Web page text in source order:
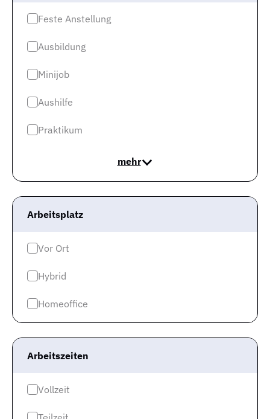
Feste Anstellung
Ausbildung
Minijob
Aushilfe
Praktikum
mehr
Arbeitsplatz
Vor Ort
Hybrid
Homeoffice
Arbeitszeiten
Vollzeit
Datenschutz Jobspreader
Karriere
Cookie-Einwilligung
Keinen neuen Job mehr
Neuigkeiten als erstes informiert werden!
Stellenangeboten entsprechend deiner Suche und
weiteren allgemeinen Informationen zur Job-Suche.
Du kannst den Jobagenten selbstverständlich
Jobtitle
Stadt
E-Mail-Adresse